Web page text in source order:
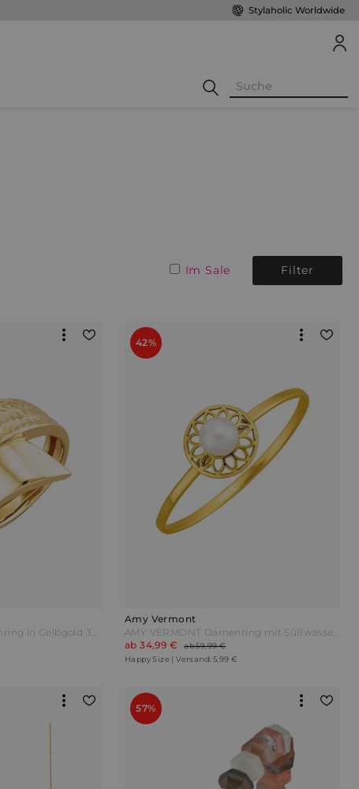
Stylaholic Worldwide
Im Sale Filter
42%
Amy Vermont
ab 34,99 €
ab 59,99 €
Happy Size | Versand: 5,99 €
57%